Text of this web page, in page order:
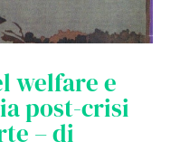
welfare e
post-crisi
– di